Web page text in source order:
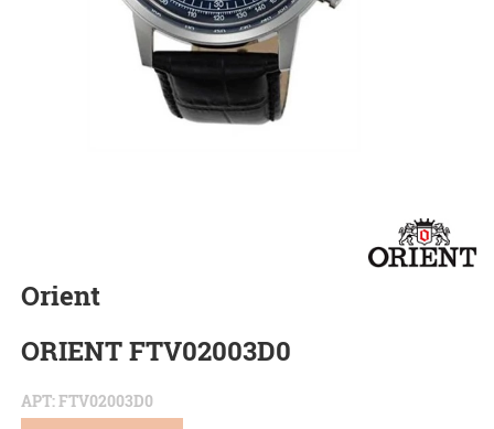
Orient
ORIENT FTV02003D0
АРТ: FTV02003D0